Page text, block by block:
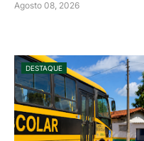
Agosto 08, 2026
DESTAQUE